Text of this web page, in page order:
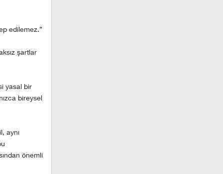
edilemez.”
şartlar
yasal bir
bireysel
aynı
önemli